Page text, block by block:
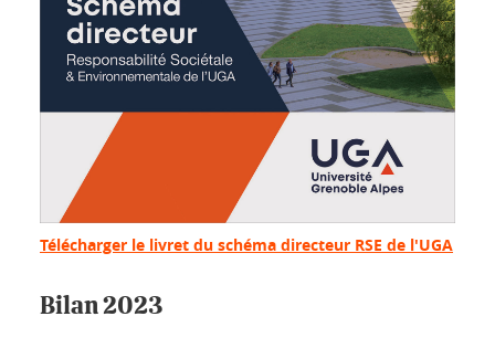
Télécharger le livret du schéma directeur RSE de l'UGA
Bilan 2023